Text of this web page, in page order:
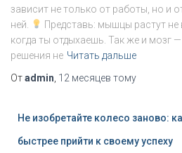
зависит не только от работы, но и
ней.
Представь: мышцы растут не
когда ты отдыхаешь. Так же и мозг
решения не Читать дальше
Отadmin 12 месяцев тому
Не изобретайте колесо заново:
быстрее прийти к своему успеху